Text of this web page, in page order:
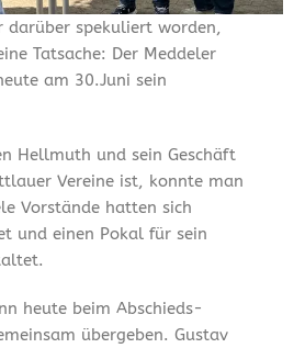
darüber spekuliert worden,
Tatsache: Der Meddeler
am 30.Juni sein
Hellmuth und sein Geschäft
Vereine ist, konnte man
Vorstände hatten sich
und einen Pokal für sein
heute beim Abschieds-
übergeben. Gustav